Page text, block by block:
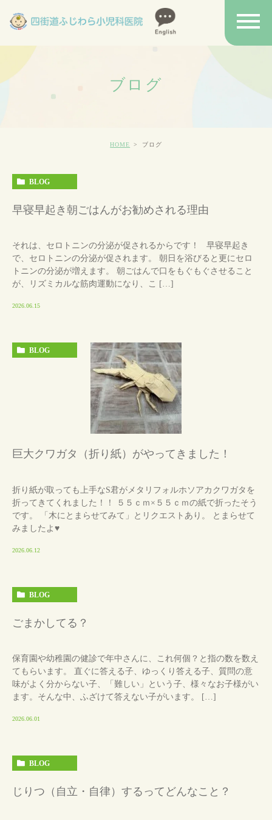
ブログ
HOME ブログ
BLOG
早寝早起き朝ごはんがお勧めされる理由
それは、セロトニンの分泌が促されるからです！ 早寝早起き
で、セロトニンの分泌が促されます。 朝日を浴びると更にセロ
トニンの分泌が増えます。 朝ごはんで口をもぐもぐさせること
が、リズミカルな筋肉運動になり、こ […]
2026.06.15
BLOG
巨大クワガタ（折り紙）がやってきました！
折り紙が取っても上手なS君がメタリフォルホソアカクワガタを
折ってきてくれました！！ ５５ｃｍ×５５ｃｍの紙で折ったそう
です。 「木にとまらせてみて」とリクエストあり。 とまらせて
みましたよ♥
2026.06.12
BLOG
ごまかしてる？
保育園や幼稚園の健診で年中さんに、これ何個？と指の数を数え
てもらいます。 直ぐに答える子、ゆっくり答える子、質問の意
味がよく分からない子、「難しい」という子、様々なお子様がい
ます。そんな中、ふざけて答えない子がいます。 […]
2026.06.01
BLOG
じりつ（自立・自律）するってどんなこと？